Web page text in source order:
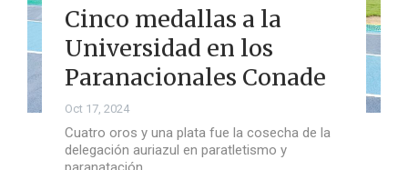
Cinco medallas a la
Universidad en los
Paranacionales Conade
Oct 17, 2024
Cuatro oros y una plata fue la cosecha de la
delegación auriazul en paratletismo y